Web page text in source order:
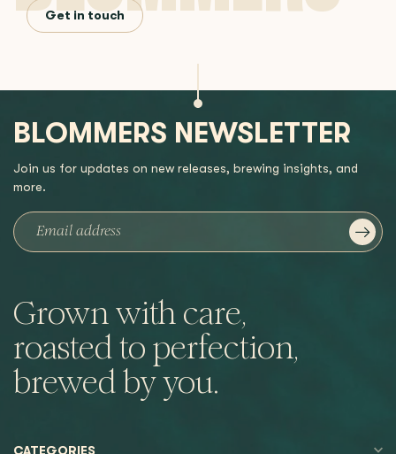
Get in touch
Grown with care,
roasted to perfection,
brewed by you.
BLOMMERS NEWSLETTER
Join us for updates on new releases, brewing insights, and
more.
CATEGORIES